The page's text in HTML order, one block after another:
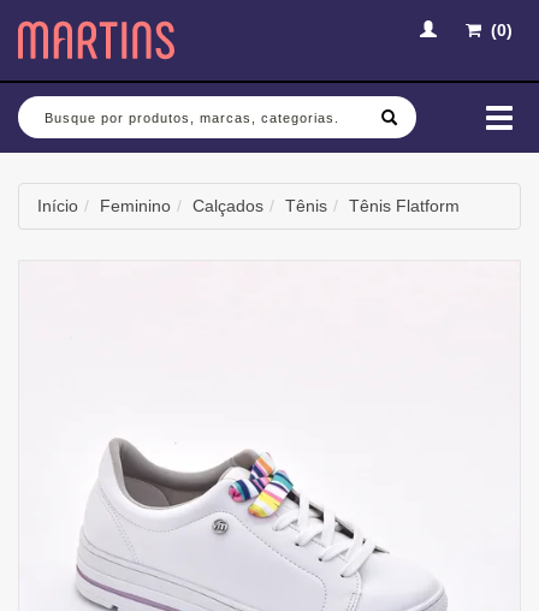
(0)
Busca
Início Feminino Calçados Tênis Tênis Flatform